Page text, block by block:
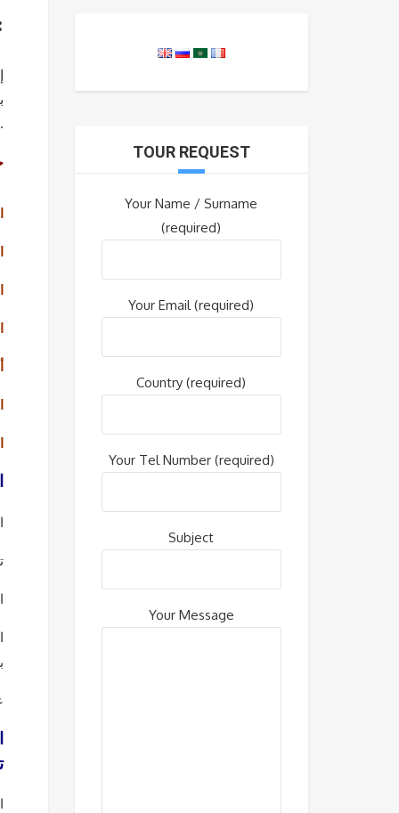
برنامج سحر
عالم باتومي حيث الشواطئ الرائعة والأطعمة المتنوعة.
TOUR REQUEST
Your Name / Surname
(required)
Your Email (required)
Country (required)
Your Tel Number (required)
Subject
Your Message